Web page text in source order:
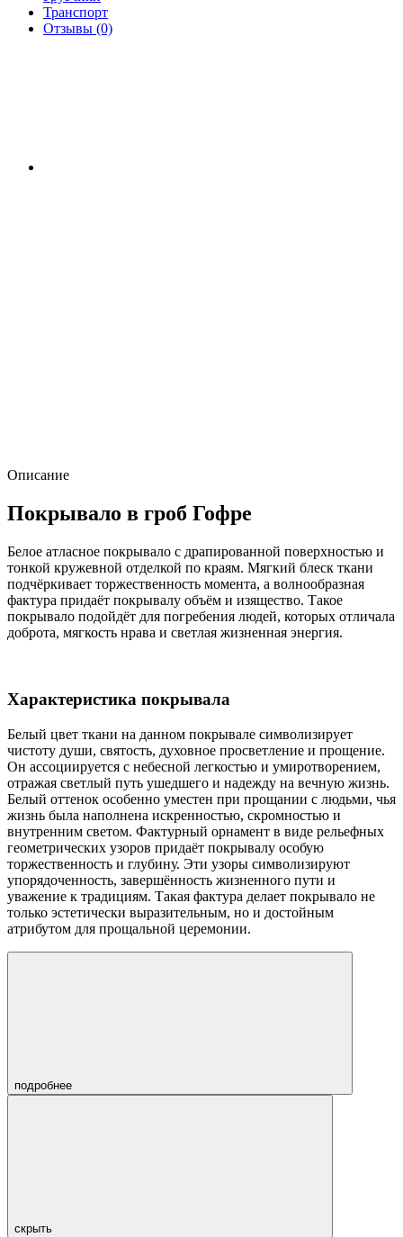
Транспорт
Отзывы (0)
Описание
Покрывало в гроб Гофре
Белое атласное покрывало с драпированной поверхностью и
тонкой кружевной отделкой по краям. Мягкий блеск ткани
подчёркивает торжественность момента, а волнообразная
фактура придаёт покрывалу объём и изящество. Такое
покрывало подойдёт для погребения людей, которых отличала
доброта, мягкость нрава и светлая жизненная энергия.
Характеристика покрывала
Белый цвет ткани на данном покрывале символизирует
чистоту души, святость, духовное просветление и прощение.
Он ассоциируется с небесной легкостью и умиротворением,
отражая светлый путь ушедшего и надежду на вечную жизнь.
Белый оттенок особенно уместен при прощании с людьми, чья
жизнь была наполнена искренностью, скромностью и
внутренним светом. Фактурный орнамент в виде рельефных
геометрических узоров придаёт покрывалу особую
торжественность и глубину. Эти узоры символизируют
упорядоченность, завершённость жизненного пути и
уважение к традициям. Такая фактура делает покрывало не
только эстетически выразительным, но и достойным
атрибутом для прощальной церемонии.
подробнее
скрыть